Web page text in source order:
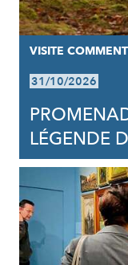
VISITE
31/10/2026
LÉGENDE